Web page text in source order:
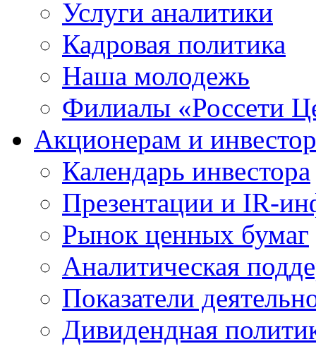
Услуги аналитики
Кадровая политика
Наша молодежь
Филиалы «Россети
Акционерам и
Календарь инвестора
Презентации и IR-
Рынок ценных бумаг
Аналитическая
Показатели
Дивидендная